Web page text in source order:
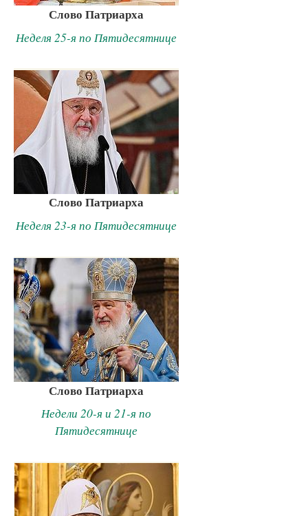
Слово Патриарха
Неделя 25-я по Пятидесятнице
Слово Патриарха
Неделя 23-я по Пятидесятнице
Слово Патриарха
Недели 20-я и 21-я по
Пятидесятнице